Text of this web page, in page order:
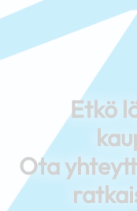
Etkö
Ota